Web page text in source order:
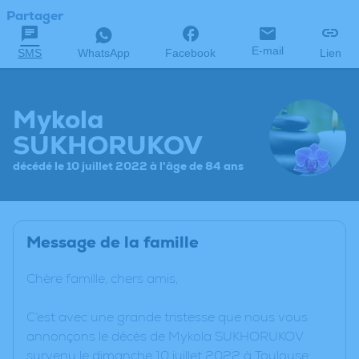
Partager
SMS WhatsApp Facebook E-mail Lien
Mykola
SUKHORUKOV
décédé le 10 juillet 2022 à l'âge de 84 ans
Message de la famille
Chère famille, chers amis,
C’est avec une grande tristesse que nous vous
annonçons le décès de Mykola SUKHORUKOV
survenu le dimanche 10 juillet 2022 à Toulouse.